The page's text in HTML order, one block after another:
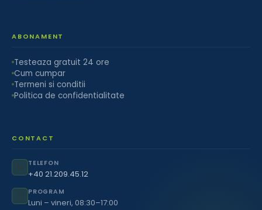
ABONAMENT
Testeaza gratuit 24 ore
Cum cumpar
Termeni si conditii
Politica de confidentialitate
CONTACT
TELEFON
+40 21.209.45.12
PROGRAM
Luni – vineri, 08:30–17:00